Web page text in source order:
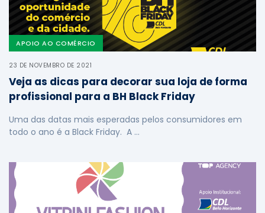
APOIO AO COMÉRCIO
23 DE NOVEMBRO DE 2021
Veja as dicas para decorar sua loja de forma
profissional para a BH Black Friday
Uma das datas mais esperadas pelos consumidores em
todo o ano é a Black Friday. A …